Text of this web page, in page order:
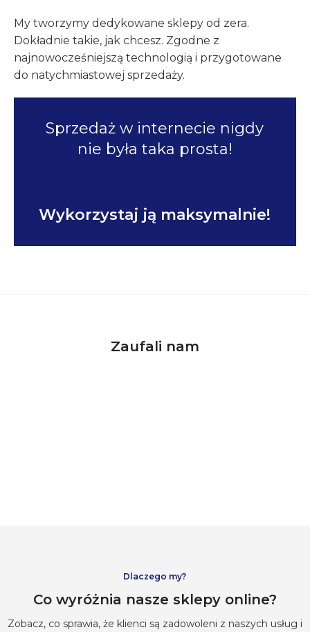
My tworzymy dedykowane sklepy od zera.
Dokładnie takie, jak chcesz. Zgodne z
najnowocześniejszą technologią i przygotowane
do natychmiastowej sprzedaży.
Sprzedaż w internecie nigdy
nie była taka prosta!
Wykorzystaj ją maksymalnie!
Zaufali nam
Dlaczego my?
Co wyróżnia nasze sklepy online?
Zobacz, co sprawia, że klienci są zadowoleni z naszych usług i